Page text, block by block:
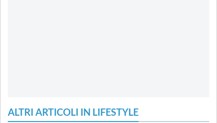
ALTRI ARTICOLI IN LIFESTYLE